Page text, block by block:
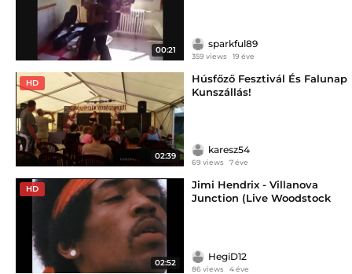
00:21
sparkful89
359 views 19 éve
HD
02:39
Húsfőző Fesztivál És Falunap
Kunszállás!
karesz54
69 views 7 éve
HD
02:52
Jimi Hendrix - Villanova
Junction (Live Woodstock
HegiD12
86 views 4 éve